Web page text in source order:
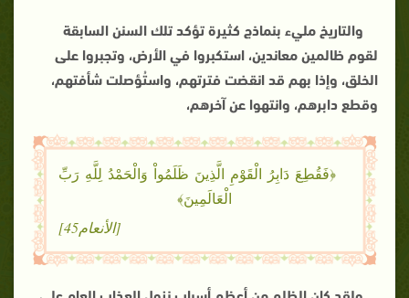
والتاريخ مليء بنماذج كثيرة تؤكد تلك السنن السابقة
لقوم ظالمين معاندين، استكبروا في الأرض، وتجبروا على
الخلق، وإذا بهم قد انقضت فترتهم، واستُؤصلت شأفتهم،
وقطع دابرهم، وانتهوا عن آخرهم،
﴿فَقُطِعَ دَابِرُ الْقَوْمِ الَّذِينَ ظَلَمُواْ وَالْحَمْدُ لِلَّهِ رَبِّ
الْعَالَمِينَ﴾
[الأنعام45]